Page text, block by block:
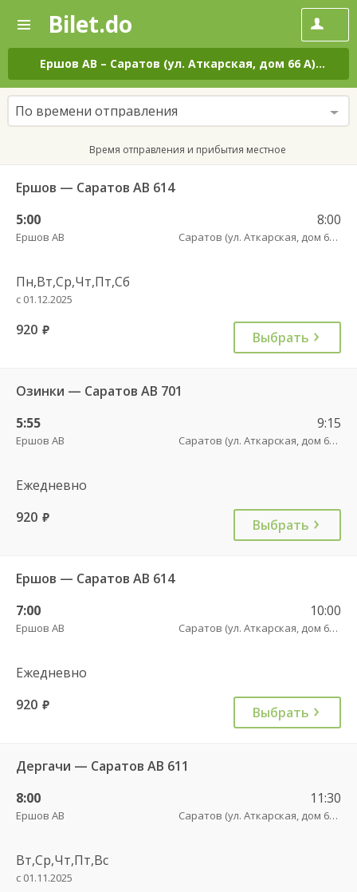
—
Поиск
и
покупка
билетов
на
автобус
онлайн
Bilet.do
Ершов АВ – Саратов (ул. Аткарская, дом 66 А) на
По времени отправления
Время отправления и прибытия местное
Ершов — Саратов АВ 614
5:00
Ершов АВ
8:00
Саратов (ул. Аткарская, дом 66 А)
Пн,Вт,Ср,Чт,Пт,Сб
с 01.12.2025
920 руб. Выбрать
Озинки — Саратов АВ 701
5:55
Ершов АВ
9:15
Саратов (ул. Аткарская, дом 66 А)
Ежедневно
920 руб. Выбрать
Ершов — Саратов АВ 614
7:00
Ершов АВ
10:00
Саратов (ул. Аткарская, дом 66 А)
Ежедневно
920 руб. Выбрать
Дергачи — Саратов АВ 611
8:00
Ершов АВ
11:30
Саратов (ул. Аткарская, дом 66 А)
Вт,Ср,Чт,Пт,Вс
с 01.11.2025